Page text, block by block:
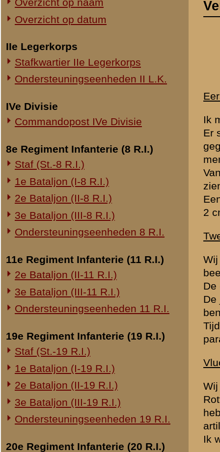
Commandopost IVe Divisie
8e Regiment Infanterie (8 R.I.)
1e Bataljon (I-8 R.I.)
2e Bataljon (II-8 R.I.)
3e Bataljon (III-8 R.I.)
Ondersteuningseenheden 8 R.I.
2e Bataljon (II-11 R.I.)
3e Bataljon (III-11 R.I.)
19e Regiment Infanterie (19 R.I.)
Staf (St.-19 R.I.)
1e Bataljon (I-19 R.I.)
2e Bataljon (II-19 R.I.)
3e Bataljon (III-19 R.I.)
Ondersteuningseenheden 19 R.I.
1e Bataljon (I-20 R.I.)
Staf (St.-24 R.I.)
1e Bataljon (I-24 R.I.)
3e Bataljon (III-24 R.I.)
29e Regiment Infanterie (29 R.I.)
1e Bataljon (I-29 R.I.)
3e Bataljon (III-29 R.I.)
Ondersteuningseenheden 29 R.I.
Staf (St.-8 R.A.)
1e Afdeling (I-8 R.A.)
3e Afdeling (III-8 R.A.)
Ik meen, dat aan deze
Er stonden een aantal
Een collega van mij had
2 cm was. Hij zat onder
Twee vluchten naar de
Wij zijn over de
De eerste vlucht was
De jagers zijn geweest
benzineschaarste. Het
Tijdens deze vluchten
parachutisten.
Vlucht naar Hillegersberg.
Wij hadden met vijf C.V.
hebben. Wij hebben wel
artilleriestelling zich
Opgenomen: K.
«2e Luchtvaartregiment